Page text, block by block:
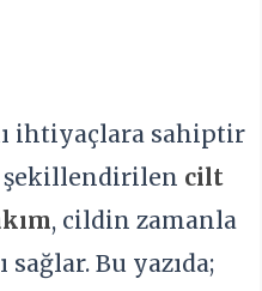
ihtiyaçlara sahiptir
şekillendirilen cilt
, cildin zamanla
Bu yazıda;